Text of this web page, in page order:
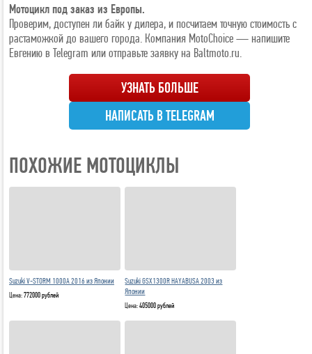
Мотоцикл под заказ из Европы.
Проверим, доступен ли байк у дилера, и посчитаем точную стоимость с
растаможкой до вашего города. Компания MotoChoice — напишите
Евгению в Telegram или отправьте заявку на Baltmoto.ru.
УЗНАТЬ БОЛЬШЕ
НАПИСАТЬ В TELEGRAM
ПОХОЖИЕ МОТОЦИКЛЫ
Suzuki V-STORM 1000A 2016 из Японии
Цена:772000 рублей
Suzuki GSX1300R HAYABUSA 2003 из
Японии
Цена:405000 рублей